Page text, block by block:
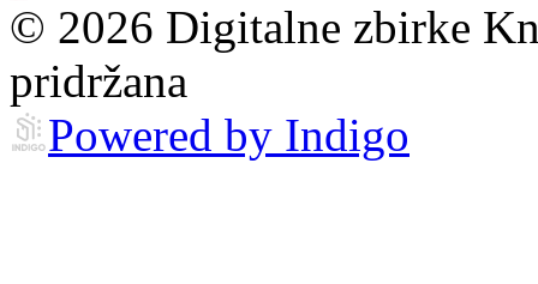
© 2026 Digitalne zbirke
pridržana
Powered by Indigo